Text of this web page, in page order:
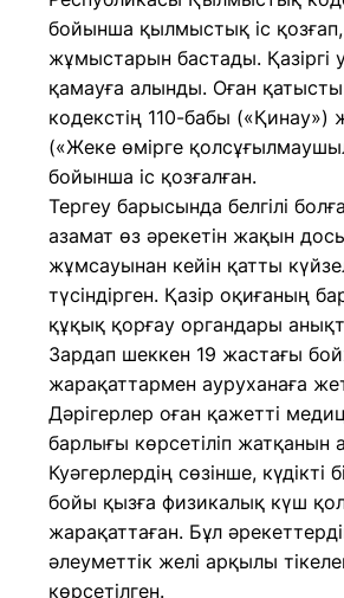
бойынша қылмыстық іс
жұмыстарын бастады. Қазіргі
қамауға алынды. Оған
кодекстің 110-бабы («Қинау»)
(«Жеке өмірге
бойынша іс қозғалған.
Тергеу барысында белгілі
азамат өз әрекетін жақын
жұмсауынан кейін қатты
түсіндірген. Қазір оқиғаның
құқық қорғау органдары
Зардап шеккен 19 жастағы
жарақаттармен ауруханаға
Дәрігерлер оған қажетті
барлығы көрсетіліп жатқанын
Куәгерлердің сөзінше, күдікті
бойы қызға физикалық күш
жарақаттаған. Бұл
әлеуметтік желі арқылы
көрсетілген.